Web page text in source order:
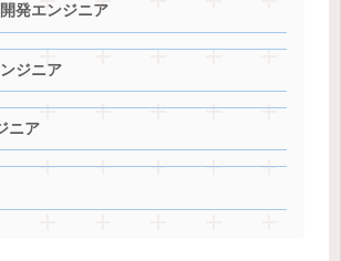
発エンジニア
ジニア
ニア